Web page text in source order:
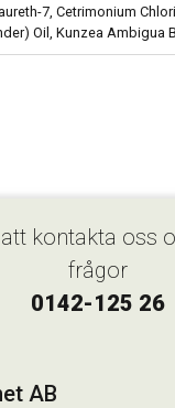
7, Cetrimonium
Oil, Kunzea Ambigua
kontakta oss
frågor
0142-125 26
AB